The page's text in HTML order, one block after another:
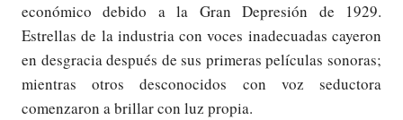
económico debido a la Gran Depresión de 1929.
Estrellas de la industria con voces inadecuadas cayeron
en desgracia después de sus primeras películas sonoras;
mientras otros desconocidos con voz seductora
comenzaron a brillar con luz propia.